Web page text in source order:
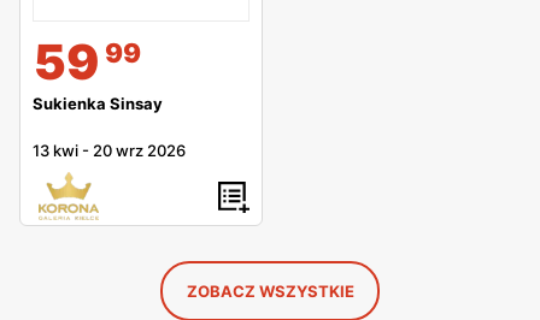
59 99
Sukienka Sinsay
13 kwi - 20 wrz 2026
ZOBACZ WSZYSTKIE